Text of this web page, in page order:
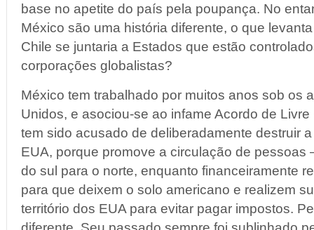
base no apetite do país pela poupança. No
México são uma história diferente, o que
Chile se juntaria a Estados que estão
corporações globalistas?
México tem trabalhado por muitos anos sob os
Unidos, e asociou-se ao infame Acordo de
tem sido acusado de deliberadamente destruir
EUA, porque promove a circulação de
do sul para o norte, enquanto financeiramente
para que deixem o solo americano e realizem
território dos EUA para evitar pagar impostos.